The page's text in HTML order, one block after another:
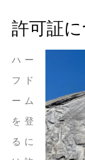
許可証
ハー
フド
ーム
を登
るに